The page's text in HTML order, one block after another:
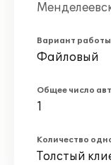
Вариант работы
Файловый
Общее число
1
Количество
Толстый